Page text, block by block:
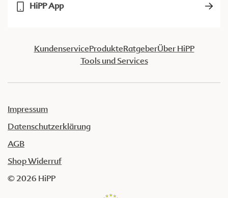
HiPP App
KundenserviceProdukteRatgeberÜber HiPP
Tools und Services
Impressum
Datenschutzerklärung
AGB
Shop Widerruf
© 2026 HiPP